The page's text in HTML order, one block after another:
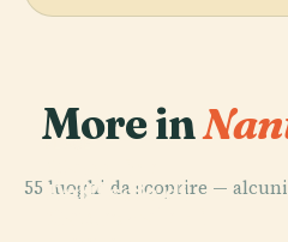
More in
55 luoghi da scoprire — alcuni
PLACE
Dell'Isola di
PLACE